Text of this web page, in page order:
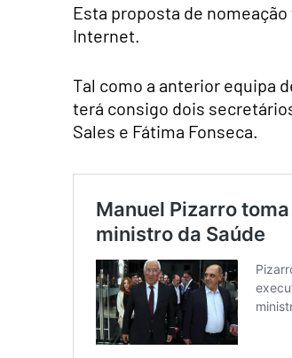
Esta proposta de
Internet.
Tal como a anterior equipa
terá consigo dois
Sales e Fátima Fonseca.